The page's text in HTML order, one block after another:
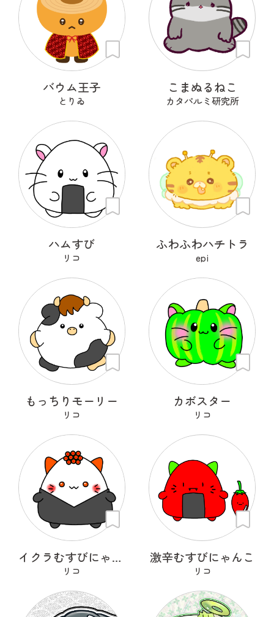
バウム王子
とりゐ
こまぬるねこ
カタパルミ研究所
ハムすび
リコ
ふわふわハチトラ
epi
もっちりモーリー
リコ
カボスター
リコ
イクラむすびにゃんこ
リコ
激辛むすびにゃんこ
リコ